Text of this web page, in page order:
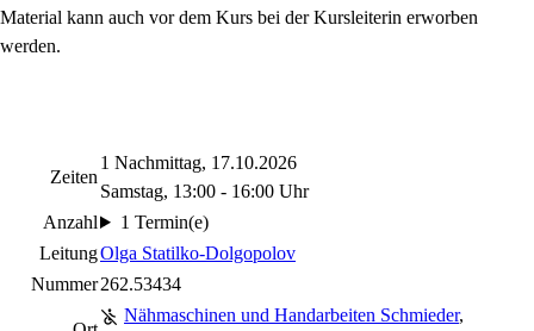
Material kann auch vor dem Kurs bei der Kursleiterin erworben
werden.
Zeiten
1 Nachmittag, 17.10.2026
Samstag, 13:00 - 16:00 Uhr
Anzahl
1 Termin(e)
LeitungOlga Statilko-Dolgopolov
Nummer262.53434
Nähmaschinen und Handarbeiten Schmieder,